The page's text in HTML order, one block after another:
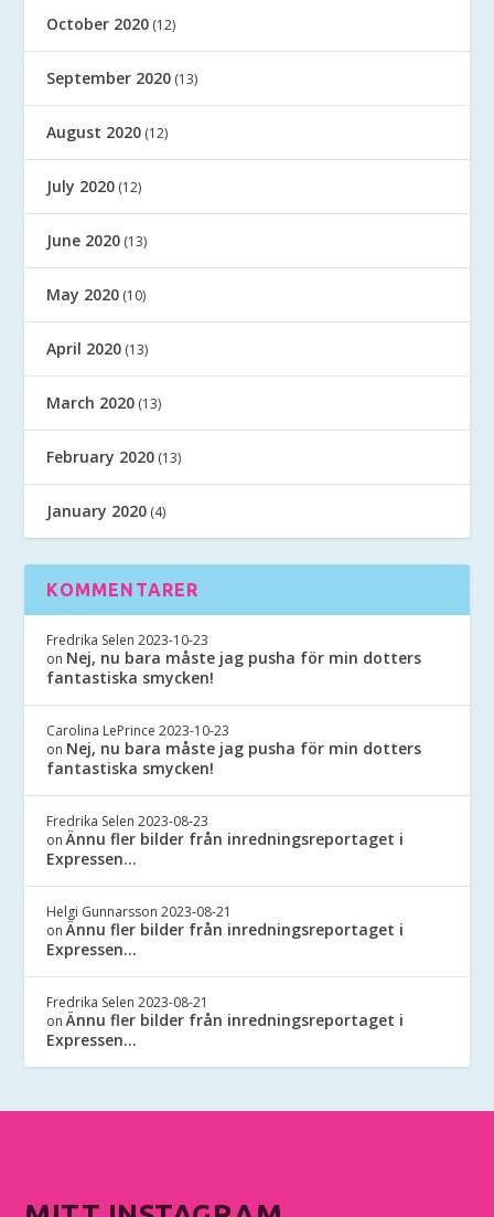
October 2020 (12)
September 2020 (13)
August 2020 (12)
July 2020 (12)
June 2020 (13)
May 2020 (10)
April 2020 (13)
March 2020 (13)
February 2020 (13)
January 2020 (4)
KOMMENTARER
Fredrika Selen 2023-10-23
on Nej, nu bara måste jag pusha för min dotters
fantastiska smycken!
Carolina LePrince 2023-10-23
on Nej, nu bara måste jag pusha för min dotters
fantastiska smycken!
Fredrika Selen 2023-08-23
onÄnnu fler bilder från inredningsreportaget i
Expressen…
Helgi Gunnarsson 2023-08-21
onÄnnu fler bilder från inredningsreportaget i
Expressen…
Fredrika Selen 2023-08-21
onÄnnu fler bilder från inredningsreportaget i
Expressen…